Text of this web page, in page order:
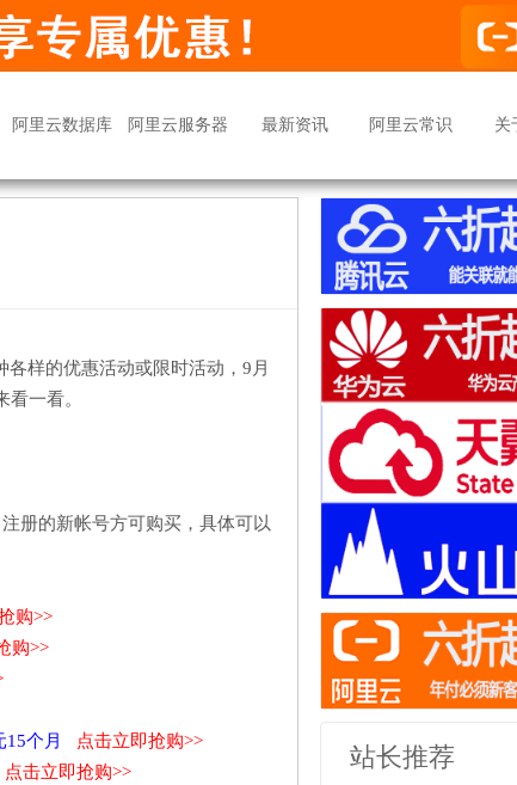
阿里云数据库 阿里云服务器 最新资讯 阿里云常识 关
样的优惠活动或限时活动，9月
一看。
册的新帐号方可购买，具体可以
购>>
购>>
15个月
点击立即抢购>>
点击立即抢购>>
站长推荐